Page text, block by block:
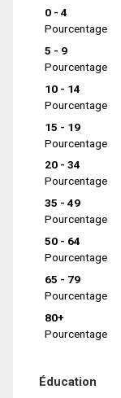
0 - 4
Pourcentage
5 - 9
Pourcentage
10 - 14
Pourcentage
15 - 19
Pourcentage
20 - 34
Pourcentage
35 - 49
Pourcentage
50 - 64
Pourcentage
65 - 79
Pourcentage
80+
Pourcentage
Éducation